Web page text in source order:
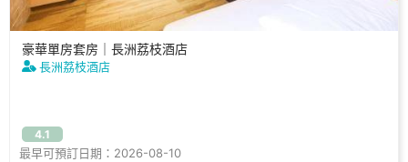
豪華單房套房｜長洲荔枝酒店
長洲荔枝酒店
4.1
最早可預訂日期：2026-08-10